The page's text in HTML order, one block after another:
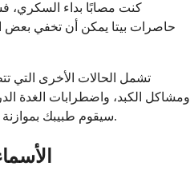
كنت مصابًا بداء
حاصرات بيتا يمكن أن تخفي بعض
تشمل الحالات الأخرى التي
ومشاكل الكبد، واضطرابات الغدة
سيقوم طبيبك بموازنة الفوائد والمخاطر لحالتك المحددة.